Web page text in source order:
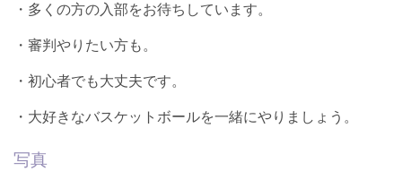
・多くの方の入部をお待ちしています。
・審判やりたい方も。
・初心者でも大丈夫です。
・大好きなバスケットボールを一緒にやりましょう。
写真